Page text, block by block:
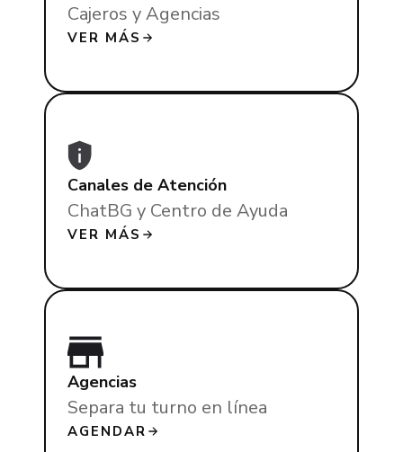
Cajeros y Agencias
VER MÁS
Canales de Atención
ChatBG y Centro de Ayuda
VER MÁS
Agencias
Separa tu turno en línea
AGENDAR